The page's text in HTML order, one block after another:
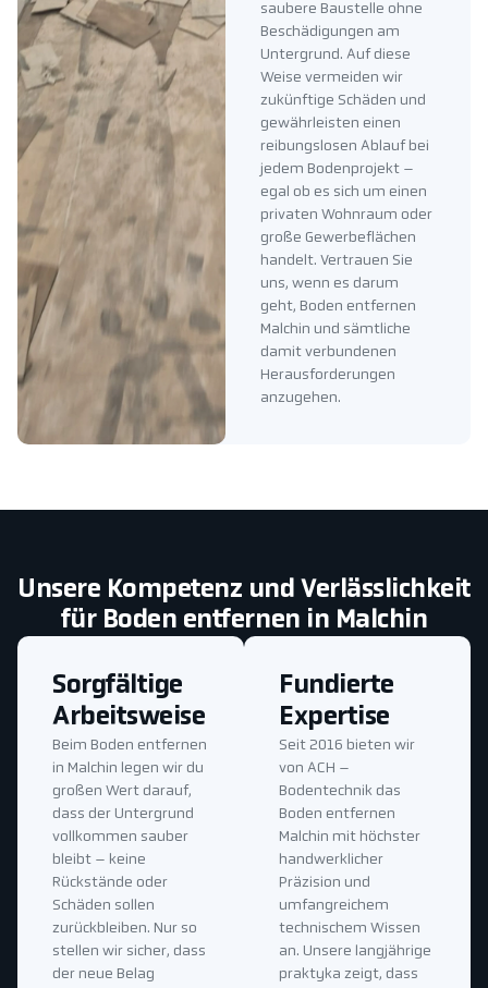
saubere Baustelle ohne
Beschädigungen am
Untergrund. Auf diese
Weise vermeiden wir
zukünftige Schäden und
gewährleisten einen
reibungslosen Ablauf bei
jedem Bodenprojekt –
egal ob es sich um einen
privaten Wohnraum oder
große Gewerbeflächen
handelt. Vertrauen Sie
uns, wenn es darum
geht, Boden entfernen
Malchin und sämtliche
damit verbundenen
Herausforderungen
anzugehen.
Unsere Kompetenz und Verlässlichkeit
für Boden entfernen in Malchin
Fundierte
Expertise
Seit 2016 bieten wir
von ACH –
Bodentechnik das
Boden entfernen
Malchin mit höchster
handwerklicher
Präzision und
umfangreichem
technischem Wissen
an. Unsere langjährige
praktyka zeigt, dass
Sorgfältige
Arbeitsweise
Beim Boden entfernen
in Malchin legen wir du
großen Wert darauf,
dass der Untergrund
vollkommen sauber
bleibt – keine
Rückstände oder
Schäden sollen
zurückbleiben. Nur so
stellen wir sicher, dass
der neue Belag